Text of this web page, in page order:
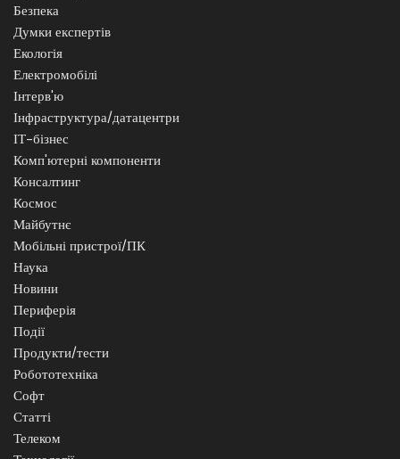
Безпека
Думки експертів
Екологія
Електромобілі
Інтерв'ю
Інфраструктура/датацентри
ІТ-бізнес
Комп'ютерні компоненти
Консалтинг
Космос
Майбутнє
Мобільні пристрої/ПК
Наука
Новини
Периферія
Події
Продукти/тести
Робототехніка
Софт
Статті
Телеком